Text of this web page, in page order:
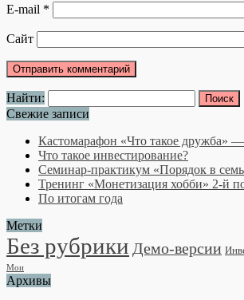
E-mail *
Сайт
Найти:
Свежие записи
Кастомарафон «Что такое дружба»
Что такое инвестирование?
Семинар-практикум «Порядок в
Тренинг «Монетизация хобби» 2-й
По итогам года
Метки
Без рубрики Демо-версии
Мои
Архивы